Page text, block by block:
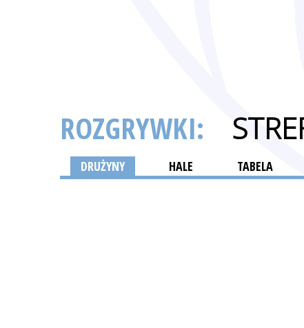
ROZGRYWKI:
DRUŻYNY HALE TABELA